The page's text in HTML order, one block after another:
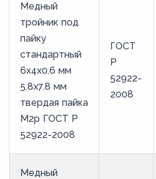
Медный
тройник под
пайку
стандартный
6х4х0.6 мм
5.8х7.8 мм
твердая пайка
М2р ГОСТ Р
52922-2008
ГОСТ
Р
52922-
2008
Медный